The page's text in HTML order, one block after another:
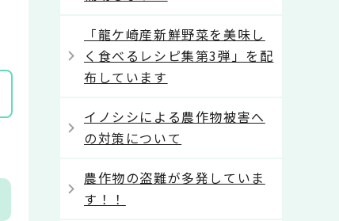
「龍ケ崎産新鮮野菜を美味し
く食べるレシピ集第3弾」を配
布しています
イノシシによる農作物被害へ
の対策について
農作物の盗難が多発していま
す！！